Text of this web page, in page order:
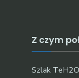
Z czym
Szlak TeH2O